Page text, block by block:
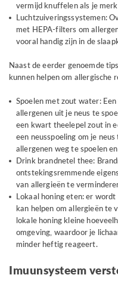
vermijd knuffelen als je
Luchtzuiveringssystemen:
met HEPA-filters om
vooral handig zijn in de
Naast de eerder genoemde
kunnen helpen om allergische
Spoelen met zout water:
allergenen uit je neus te
een kwart theelepel zout in
een neusspoeling om je
allergenen weg te spoelen
Drink brandnetel thee:
ontstekingsremmende
van allergieën te
Lokaal honing eten: er
kan helpen om allergieën te
lokale honing kleine
omgeving, waardoor je
minder heftig reageert.
Imuunsysteem